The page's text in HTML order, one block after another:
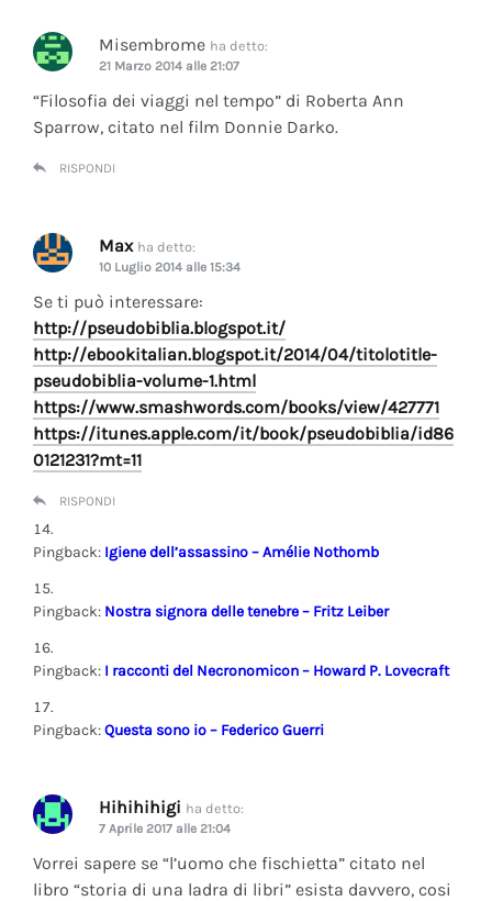
Misembrome ha detto:
21 Marzo 2014 alle 21:07
“Filosofia dei viaggi nel tempo” di Roberta Ann
Sparrow, citato nel film Donnie Darko.
RISPONDI
Max ha detto:
10 Luglio 2014 alle 15:34
Se ti può interessare:
http://pseudobiblia.blogspot.it/
http://ebookitalian.blogspot.it/2014/04/titolotitle-
pseudobiblia-volume-1.html
https://www.smashwords.com/books/view/427771
https://itunes.apple.com/it/book/pseudobiblia/id86
0121231?mt=11
RISPONDI
Pingback: Igiene dell’assassino – Amélie Nothomb
Pingback: Nostra signora delle tenebre – Fritz Leiber
Pingback: I racconti del Necronomicon – Howard P. Lovecraft
Pingback:Questa sono io – Federico Guerri
Hihihihigi ha detto:
7 Aprile 2017 alle 21:04
Vorrei sapere se “l’uomo che fischietta” citato nel
libro “storia di una ladra di libri” esista davvero, cosi